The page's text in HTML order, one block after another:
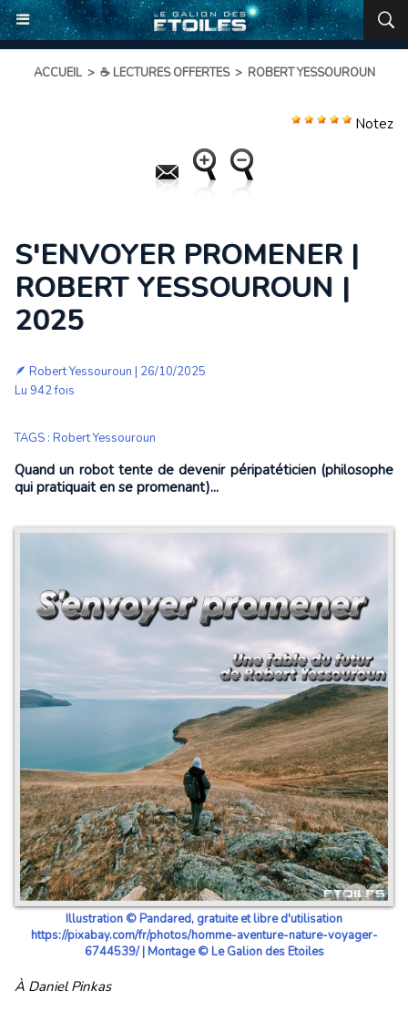
ACCUEIL > ☕ LECTURES OFFERTES > ROBERT YESSOUROUN
Notez
S'ENVOYER PROMENER |
ROBERT YESSOUROUN |
2025
🪶 Robert Yessouroun | 26/10/2025
Lu 942 fois
TAGS : Robert Yessouroun
Quand un robot tente de devenir péripatéticien (philosophe
qui pratiquait en se promenant)...
Illustration © Pandared, gratuite et libre d'utilisation
https://pixabay.com/fr/photos/homme-aventure-nature-voyager-
6744539/ | Montage © Le Galion des Etoiles
À Daniel Pinkas